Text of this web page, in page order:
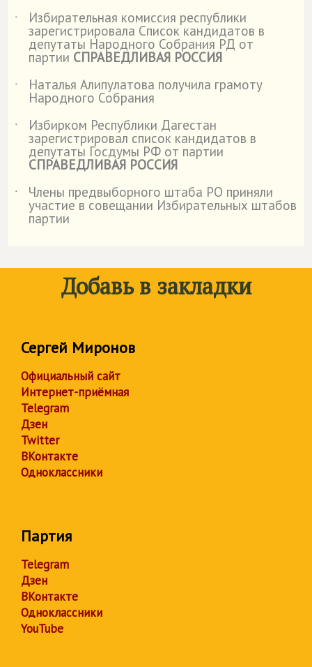
˙
Избирательная комиссия республики
зарегистрировала Список кандидатов в
депутаты Народного Собрания РД от
партии СПРАВЕДЛИВАЯ РОССИЯ
˙
Наталья Алипулатова получила грамоту
Народного Собрания
˙
Избирком Республики Дагестан
зарегистрировал список кандидатов в
депутаты Госдумы РФ от партии
СПРАВЕДЛИВАЯ РОССИЯ
˙
Члены предвыборного штаба РО приняли
участие в совещании Избирательных штабов
партии
Добавь в закладки
Сергей Миронов
Официальный сайт
Интернет-приёмная
Telegram
Дзен
Twitter
ВКонтакте
Одноклассники
Партия
Telegram
Дзен
ВКонтакте
Одноклассники
YouTube